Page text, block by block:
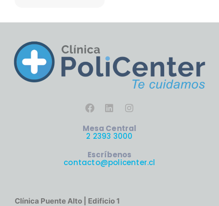
Mesa Central
2 2393 3000
Escríbenos
contacto@policenter.cl
Clínica Puente Alto | Edificio 1